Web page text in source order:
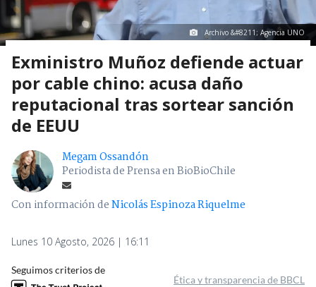
Archivo &#8211; Agencia UNO
Exministro Muñoz defiende actuar
por cable chino: acusa daño
reputacional tras sortear sanción
de EEUU
Megam Ossandón
Periodista de Prensa en BioBioChile
Con información deNicolás Espinoza Riquelme
Lunes 10 Agosto, 2026 | 16:11
Seguimos criterios de
Ética y transparencia de BBCL